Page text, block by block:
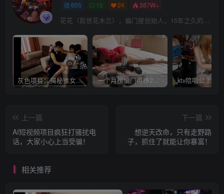
605 15 24 387W+
花花（前世花木兰），偏门屋创始人，15年之久的网上赚钱经验。
灰色项目：揭秘推女郎艾栗栗收费视频赚钱套路! 一个月捞偏门可挣20万是真的吗？
上一篇
AI短视频项目疯狂打骚扰电
话，大家小心上当受骗！
下一篇
想逆天改命，只有走野路
子，抓住了就能让你暴富！
相关推荐